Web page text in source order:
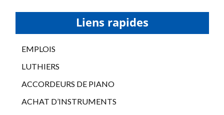
Liens rapides
EMPLOIS
LUTHIERS
ACCORDEURS DE PIANO
ACHAT D’INSTRUMENTS